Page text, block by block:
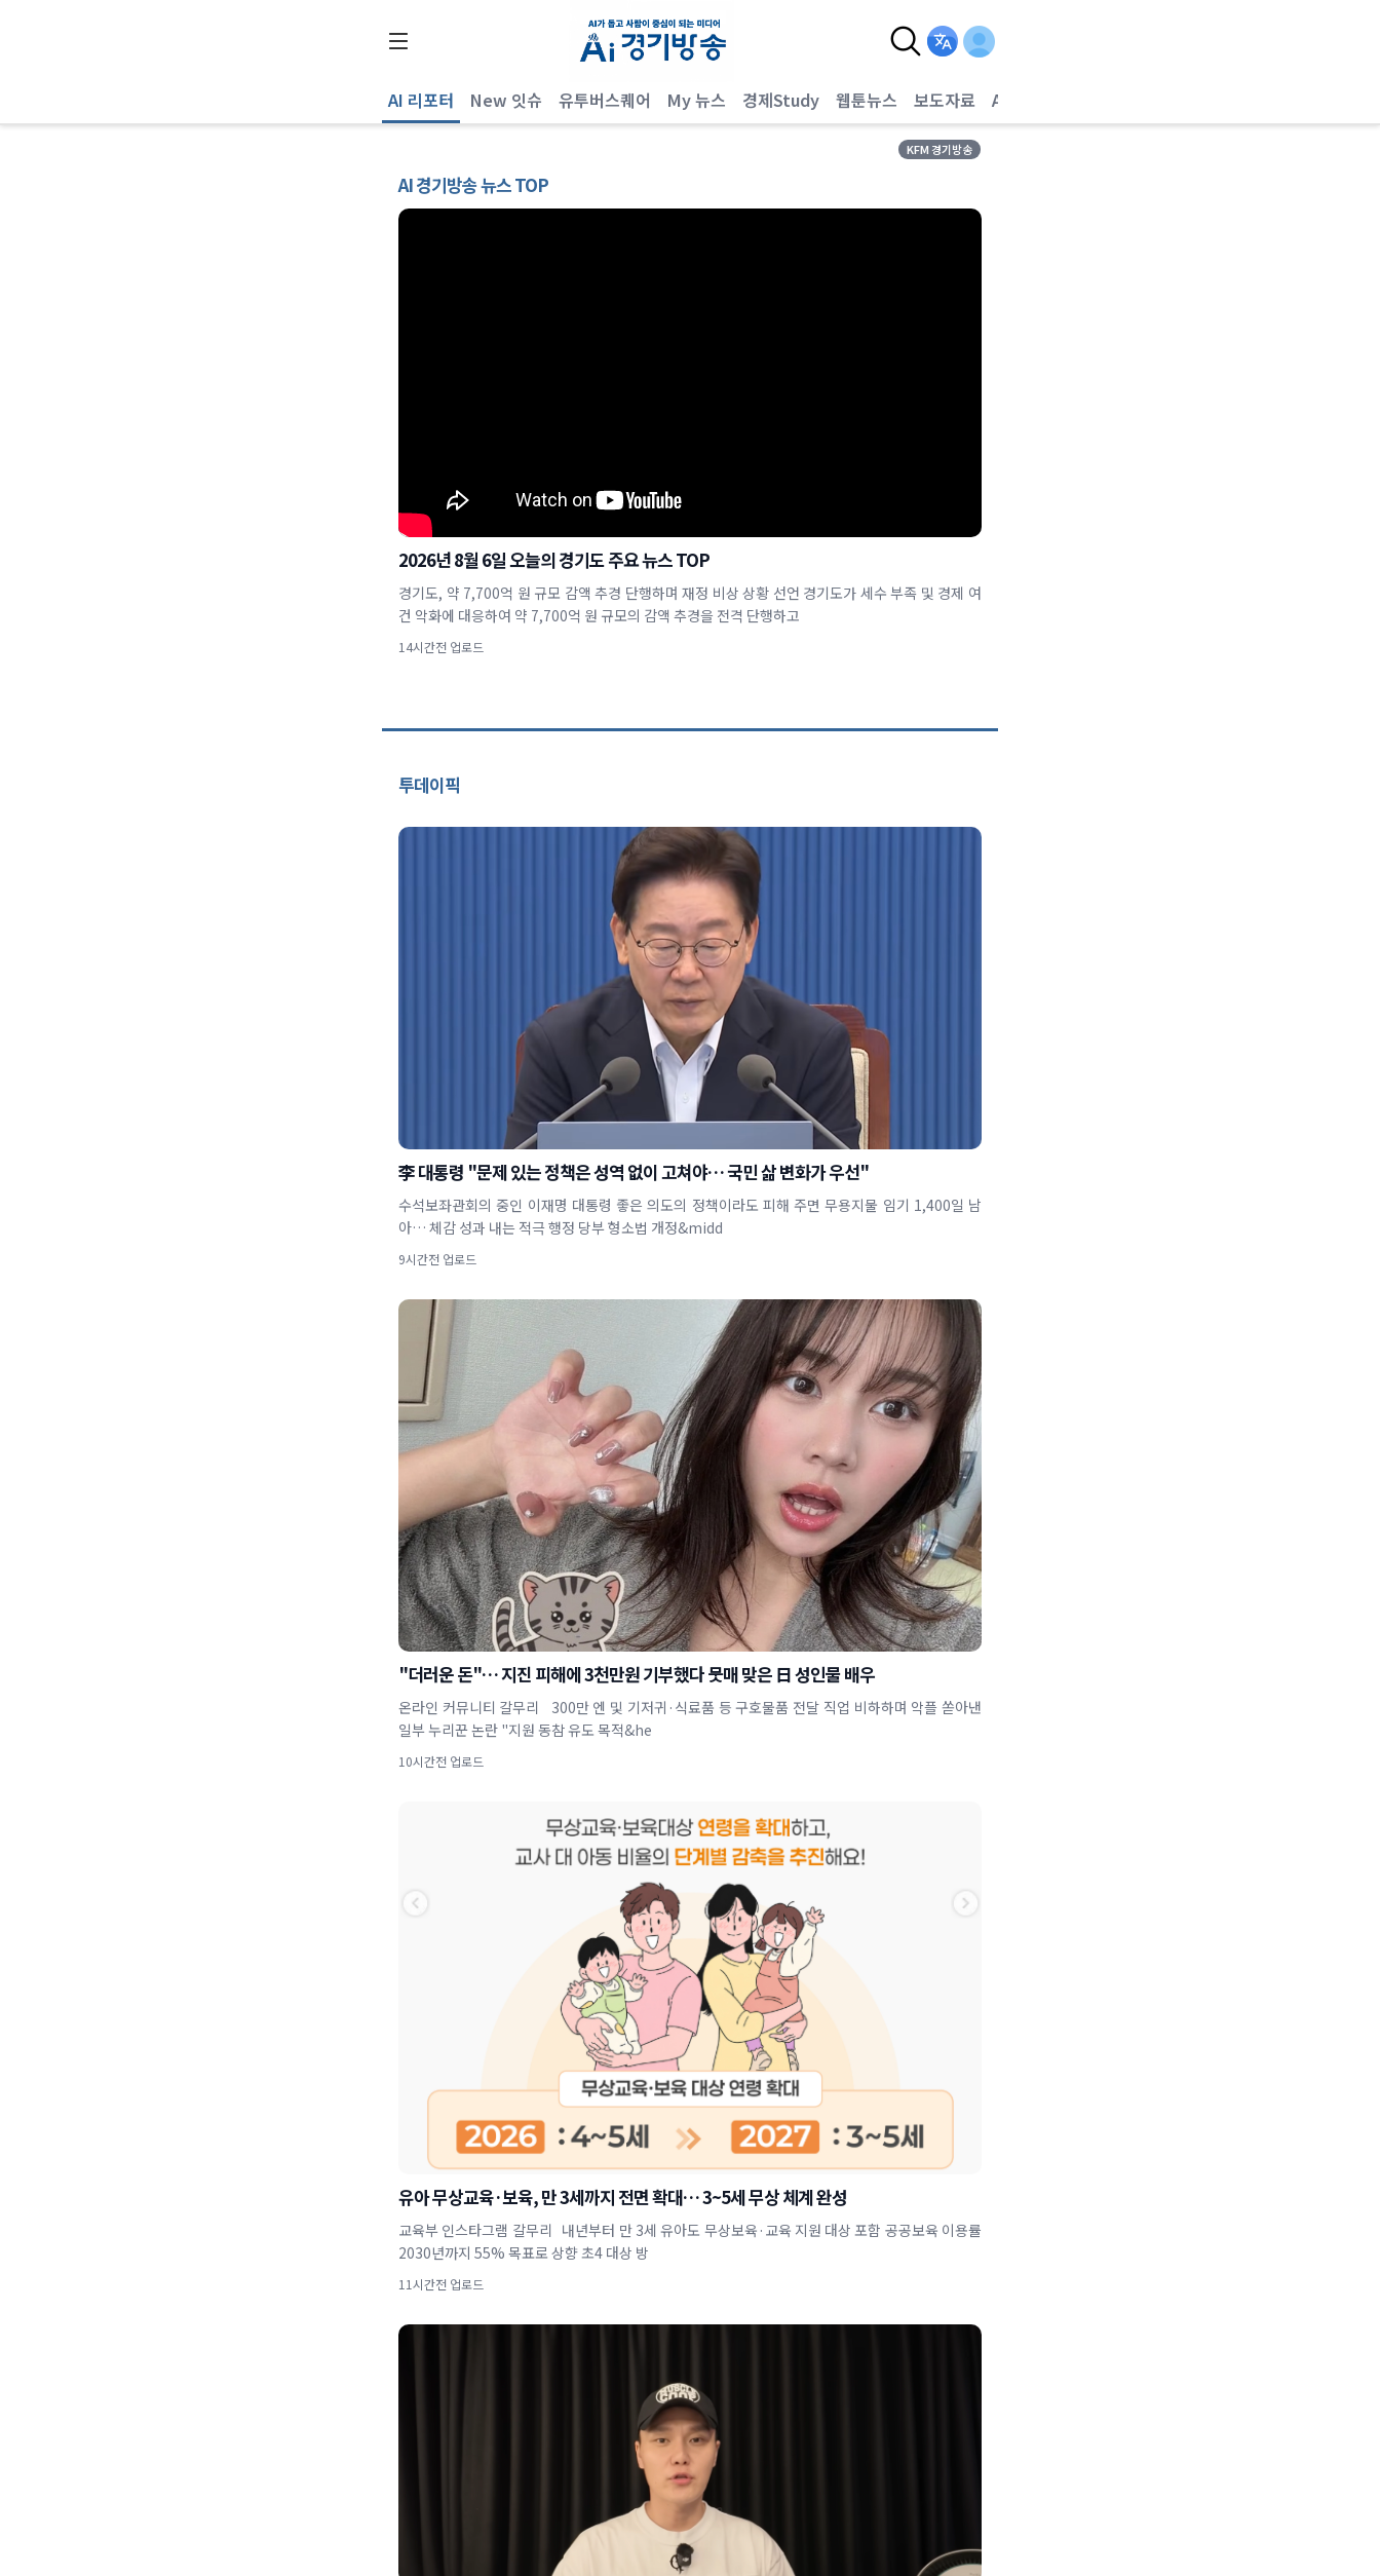
AI 리포터 New 잇슈 유투버스퀘어 My 뉴스 경제Study 웹툰뉴스 보도자료 AI헬스케어
KFM 경기방송
AI 경기방송 뉴스 TOP
2026년 8월 6일 오늘의 경기도 주요 뉴스 TOP
경기도, 약 7,700억 원 규모 감액 추경 단행하며 재정 비상 상황 선언 경기도가 세수 부족 및 경제 여
건 악화에 대응하여 약 7,700억 원 규모의 감액 추경을 전격 단행하고
14시간전 업로드
투데이픽
李 대통령 "문제 있는 정책은 성역 없이 고쳐야… 국민 삶 변화가 우선"
수석보좌관회의 중인 이재명 대통령 좋은 의도의 정책이라도 피해 주면 무용지물 임기 1,400일 남
아… 체감 성과 내는 적극 행정 당부 형소법 개정&midd
9시간전 업로드
"더러운 돈"… 지진 피해에 3천만원 기부했다 뭇매 맞은 日 성인물 배우
온라인 커뮤니티 갈무리 300만 엔 및 기저귀·식료품 등 구호물품 전달 직업 비하하며 악플 쏟아낸
일부 누리꾼 논란 "지원 동참 유도 목적&he
10시간전 업로드
유아 무상교육·보육, 만 3세까지 전면 확대… 3~5세 무상 체계 완성
교육부 인스타그램 갈무리 내년부터 만 3세 유아도 무상보육·교육 지원 대상 포함 공공보육 이용률
2030년까지 55% 목표로 상향 초4 대상 방
11시간전 업로드